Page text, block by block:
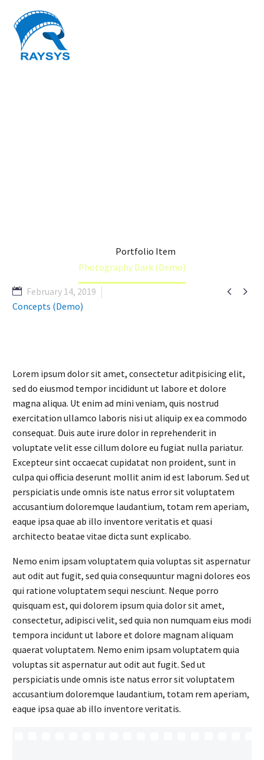
Portfolio Item
Photography Dark (Demo)
 
February 14, 2019
Concepts (Demo)
Lorem ipsum dolor sit amet, consectetur aditpisicing elit,
sed do eiusmod tempor incididunt ut labore et dolore
magna aliqua. Ut enim ad mini veniam, quis nostrud
exercitation ullamco laboris nisi ut aliquip ex ea commodo
consequat. Duis aute irure dolor in reprehenderit in
voluptate velit esse cillum dolore eu fugiat nulla pariatur.
Excepteur sint occaecat cupidatat non proident, sunt in
culpa qui officia deserunt mollit anim id est laborum. Sed ut
perspiciatis unde omnis iste natus error sit voluptatem
accusantium doloremque laudantium, totam rem aperiam,
eaque ipsa quae ab illo inventore veritatis et quasi
architecto beatae vitae dicta sunt explicabo.
Nemo enim ipsam voluptatem quia voluptas sit aspernatur
aut odit aut fugit, sed quia consequuntur magni dolores eos
qui ratione voluptatem sequi nesciunt. Neque porro
quisquam est, qui dolorem ipsum quia dolor sit amet,
consectetur, adipisci velit, sed quia non numquam eius modi
tempora incidunt ut labore et dolore magnam aliquam
quaerat voluptatem. Nemo enim ipsam voluptatem quia
voluptas sit aspernatur aut odit aut fugit. Sed ut
perspiciatis unde omnis iste natus error sit voluptatem
accusantium doloremque laudantium, totam rem aperiam,
eaque ipsa quae ab illo inventore veritatis.